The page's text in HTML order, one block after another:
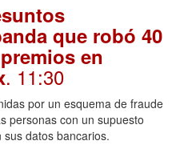
que robó 40
en
. 11:30
por un esquema de fraude
personas con un supuesto
datos bancarios.